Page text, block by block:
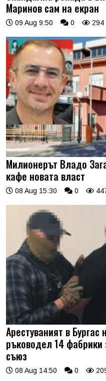
Маринов сам на екран
09 Aug 9:50 0 294
Милионерът Владо
кафе новата власт
08 Aug 15:30 0
Арестуваният в
ръководел 14 фабрики
съюз
08 Aug 14:50 0